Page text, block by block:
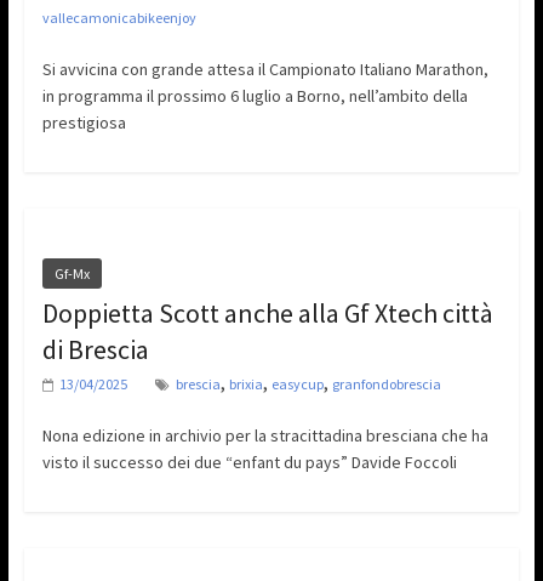
vallecamonicabikeenjoy
Si avvicina con grande attesa il Campionato Italiano Marathon,
in programma il prossimo 6 luglio a Borno, nell’ambito della
prestigiosa
Gf-Mx
Doppietta Scott anche alla Gf Xtech città
di Brescia
13/04/2025 brescia, brixia, easycup, granfondobrescia
Nona edizione in archivio per la stracittadina bresciana che ha
visto il successo dei due “enfant du pays” Davide Foccoli